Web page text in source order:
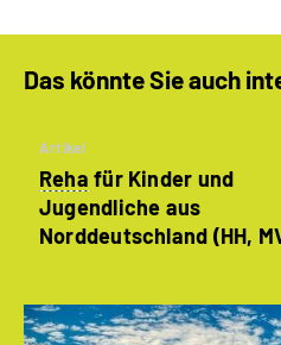
Das könnte Sie auch
Artikel
Reha für Kinder und
Jugendliche aus
Norddeutschland (HH,